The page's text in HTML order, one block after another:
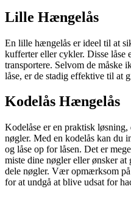
Lille Hængelås
En lille hængelås er ideel til at
kufferter eller cykler. Disse låse
transportere. Selvom de måske
låse, er de stadig effektive til at
Kodelås Hængelås
Kodelåse er en praktisk
nøgler. Med en kodelås kan du
og låse op for låsen. Det er
miste dine nøgler eller ønsker
dele nøgler. Vær opmærksom
for at undgå at blive udsat for